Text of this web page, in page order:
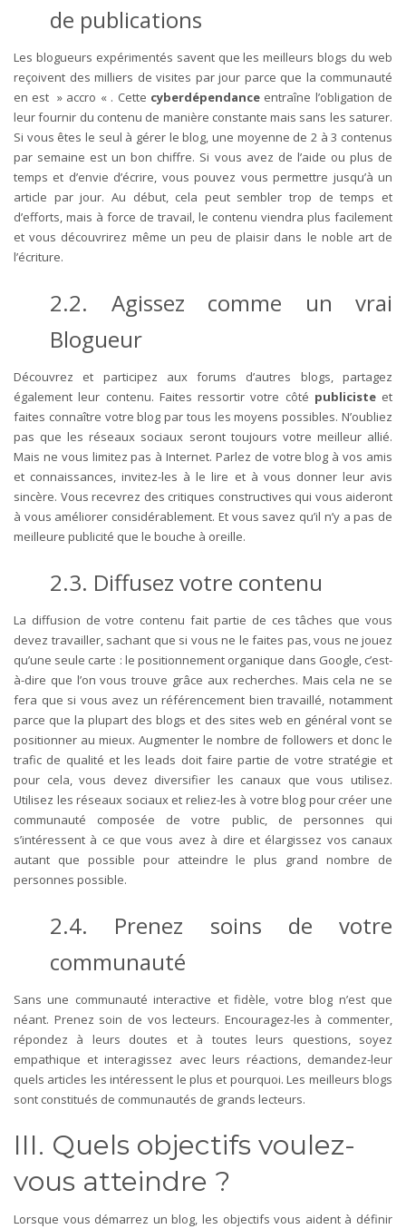
de publications
Les blogueurs expérimentés savent que les meilleurs blogs du web
reçoivent des milliers de visites par jour parce que la communauté
en est » accro « . Cette cyberdépendanceentraîne l’obligation de
leur fournir du contenu de manière constante mais sans les saturer.
Si vous êtes le seul à gérer le blog, une moyenne de 2 à 3 contenus
par semaine est un bon chiffre. Si vous avez de l’aide ou plus de
temps et d’envie d’écrire, vous pouvez vous permettre jusqu’à un
article par jour. Au début, cela peut sembler trop de temps et
d’efforts, mais à force de travail, le contenu viendra plus facilement
et vous découvrirez même un peu de plaisir dans le noble art de
l’écriture.
2.2. Agissez comme un vrai
Blogueur
Découvrez et participez aux forums d’autres blogs, partagez
également leur contenu. Faites ressortir votre côté publicisteet
faites connaître votre blog par tous les moyens possibles. N’oubliez
pas que les réseaux sociaux seront toujours votre meilleur allié.
Mais ne vous limitez pas à Internet. Parlez de votre blog à vos amis
et connaissances, invitez-les à le lire et à vous donner leur avis
sincère. Vous recevrez des critiques constructives qui vous aideront
à vous améliorer considérablement. Et vous savez qu’il n’y a pas de
meilleure publicité que le bouche à oreille.
2.3. Diffusez votre contenu
La diffusion de votre contenu fait partie de ces tâches que vous
devez travailler, sachant que si vous ne le faites pas, vous ne jouez
qu’une seule carte : le positionnement organique dans Google, c’est-
à-dire que l’on vous trouve grâce aux recherches. Mais cela ne se
fera que si vous avez un référencement bien travaillé, notamment
parce que la plupart des blogs et des sites web en général vont se
positionner au mieux. Augmenter le nombre de followers et donc le
trafic de qualité et les leads doit faire partie de votre stratégie et
pour cela, vous devez diversifier les canaux que vous utilisez.
Utilisez les réseaux sociaux et reliez-les à votre blog pour créer une
communauté composée de votre public, de personnes qui
s’intéressent à ce que vous avez à dire et élargissez vos canaux
autant que possible pour atteindre le plus grand nombre de
personnes possible.
2.4. Prenez soins de votre
communauté
Sans une communauté interactive et fidèle, votre blog n’est que
néant. Prenez soin de vos lecteurs. Encouragez-les à commenter,
répondez à leurs doutes et à toutes leurs questions, soyez
empathique et interagissez avec leurs réactions, demandez-leur
quels articles les intéressent le plus et pourquoi. Les meilleurs blogs
sont constitués de communautés de grands lecteurs.
III. Quels objectifs voulez-
vous atteindre ?
Lorsque vous démarrez un blog, les objectifs vous aident à définir